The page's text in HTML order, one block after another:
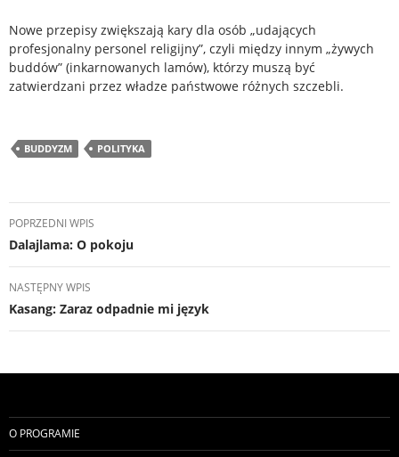
Nowe przepisy zwiększają kary dla osób „udających
profesjonalny personel religijny”, czyli między innym „żywych
buddów” (inkarnowanych lamów), którzy muszą być
zatwierdzani przez władze państwowe różnych szczebli.
BUDDYZM POLITYKA
Nawigacja
wpisu
POPRZEDNI WPIS
Dalajlama: O pokoju
NASTĘPNY WPIS
Kasang: Zaraz odpadnie mi język
O PROGRAMIE